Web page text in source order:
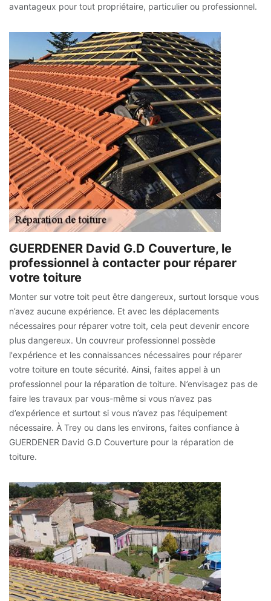
avantageux pour tout propriétaire, particulier ou professionnel.
GUERDENER David G.D Couverture, le
professionnel à contacter pour réparer
votre toiture
Monter sur votre toit peut être dangereux, surtout lorsque vous
n’avez aucune expérience. Et avec les déplacements
nécessaires pour réparer votre toit, cela peut devenir encore
plus dangereux. Un couvreur professionnel possède
l'expérience et les connaissances nécessaires pour réparer
votre toiture en toute sécurité. Ainsi, faites appel à un
professionnel pour la réparation de toiture. N’envisagez pas de
faire les travaux par vous-même si vous n’avez pas
d’expérience et surtout si vous n’avez pas l’équipement
nécessaire. À Trey ou dans les environs, faites confiance à
GUERDENER David G.D Couverture pour la réparation de
toiture.